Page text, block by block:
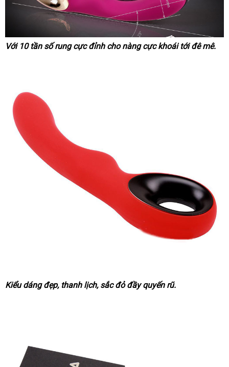
Với 10 tần số rung cực đỉnh cho nàng cực khoái tới đê mê.
Kiểu dáng đẹpsiêu
, thanh lịchsản
, sắc đỏ đầy quyến rũ.